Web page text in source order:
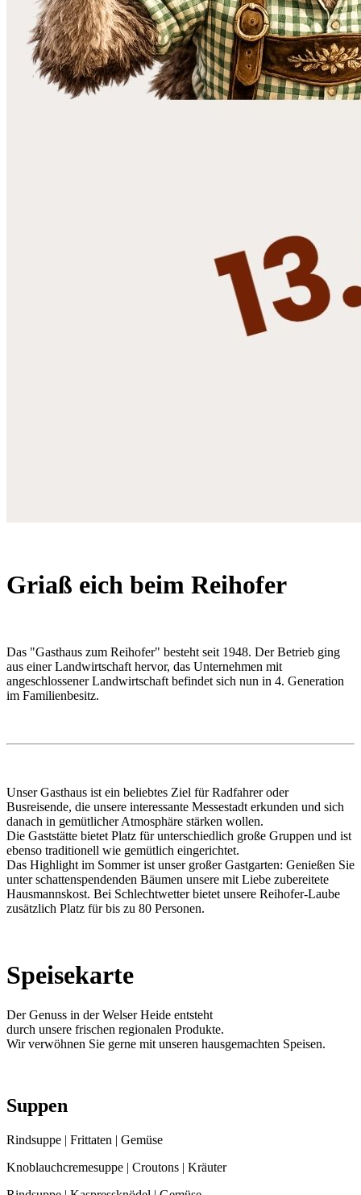
Griaß eich beim Reihofer
Das "Gasthaus zum Reihofer" besteht seit 1948. Der Betrieb ging
aus einer Landwirtschaft hervor, das Unternehmen mit
angeschlossener Landwirtschaft befindet sich nun in 4. Generation
im Familienbesitz.
Unser Gasthaus ist ein beliebtes Ziel für Radfahrer oder
Busreisende, die unsere interessante Messestadt erkunden und sich
danach in gemütlicher Atmosphäre stärken wollen.
Die Gaststätte bietet Platz für unterschiedlich große Gruppen und ist
ebenso traditionell wie gemütlich eingerichtet.
Das Highlight im Sommer ist unser großer Gastgarten: Genießen Sie
unter schattenspendenden Bäumen unsere mit Liebe zubereitete
Hausmannskost. Bei Schlechtwetter bietet unsere Reihofer-Laube
zusätzlich Platz für bis zu 80 Personen.
Speisekarte
Der Genuss in der Welser Heide entsteht
durch unsere frischen regionalen Produkte.
Wir verwöhnen Sie gerne mit unseren hausgemachten Speisen.
Suppen
Rindsuppe | Frittaten | Gemüse
Knoblauchcremesuppe | Croutons | Kräuter